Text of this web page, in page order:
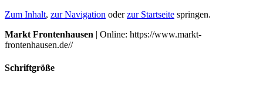
Zum Inhalt, zur Navigation oderzur Startseite springen.
Markt Frontenhausen | Online: https://www.markt-
frontenhausen.de//
Schriftgröße